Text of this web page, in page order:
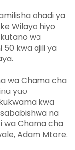
ahadi ya
Wilaya hiyo
wa
50 kwa ajili ya
wa Chama cha
yao
kwa
na
wa Chama cha
Adam Mtore.